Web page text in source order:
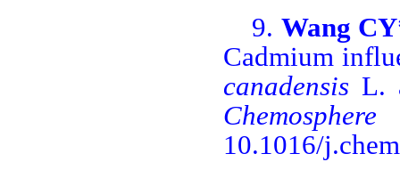
9. Wang CY
Cadmium
canadensis L.
Chemosphere
10.1016/